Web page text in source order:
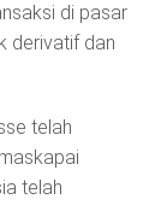
di pasar
derivatif dan
telah
telah